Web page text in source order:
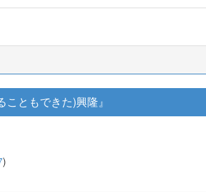
ともできた)興隆』
)